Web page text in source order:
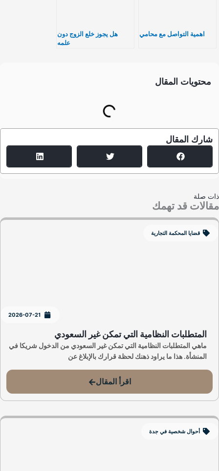
اهمية التواصل مع محامي
هل يجوز خلع الزوج دون
علمه
محتويات المقال
شارك المقال
صلة
قد تهمك
قضايا المحكمة التجارية
2026-07-21
المتطلبات النظامية التي تمكن غير السعودي
ماهي المتطلبات النظامية التي تمكن غير السعودي من الدخول شريكا في
المنشأة. هذا ما يراود ذهنك لحظة قرارك بالإبلاغ عن
اقرأ المقال
أحوال شخصية في جدة